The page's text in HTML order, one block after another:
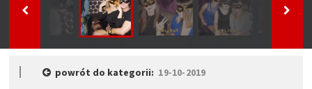
powrót do kategorii: 19-10-2019